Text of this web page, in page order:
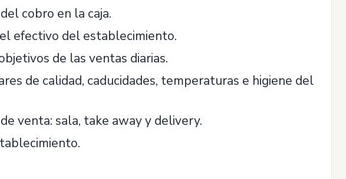
cobro en la caja.
efectivo del establecimiento.
de las ventas diarias.
de calidad, caducidades, temperaturas e higiene del
venta: sala, take away y delivery.